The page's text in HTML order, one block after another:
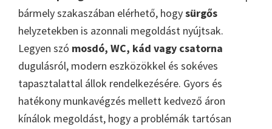
bármely szakaszában elérhető, hogysürgős
helyzetekben is azonnali megoldást nyújtsak.
Legyen szó mosdó, WC, kád vagy csatorna
dugulásról, modern eszközökkel és sokéves
tapasztalattal állok rendelkezésére. Gyors és
hatékony munkavégzés mellett kedvező áron
kínálok megoldást, hogy a problémák tartósan